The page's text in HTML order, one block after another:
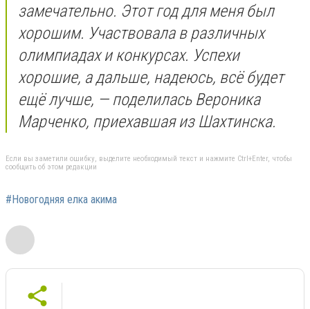
замечательно. Этот год для меня был
хорошим. Участвовала в различных
олимпиадах и конкурсах. Успехи
хорошие, а дальше, надеюсь, всё будет
ещё лучше, — поделилась Вероника
Марченко, приехавшая из Шахтинска.
Если вы заметили ошибку, выделите необходимый текст и нажмите Ctrl+Enter, чтобы
сообщить об этом редакции
#Новогодняя елка акима